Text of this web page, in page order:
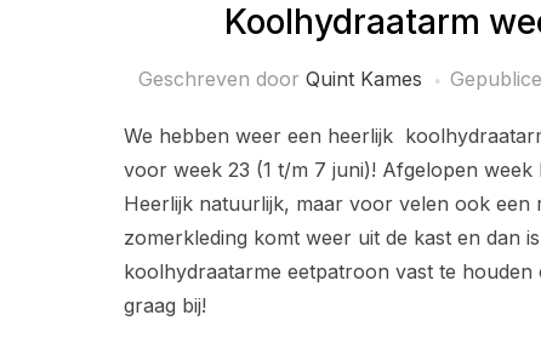
Koolhydraatarm
Geschreven door Quint Kames
We hebben weer een heerlijk
voor week 23 (1 t/m 7 juni)! Afgelopen
Heerlijk natuurlijk, maar voor velen ook een
zomerkleding komt weer uit de kast en dan
koolhydraatarme eetpatroon vast te
graag bij!